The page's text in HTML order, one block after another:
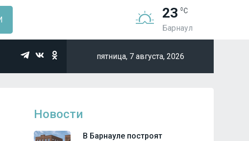
23
Барнаул
пятница, 7 августа, 2026
Новости
В Барнауле построят